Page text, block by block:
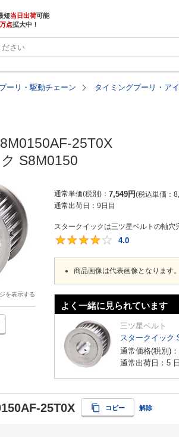
短当日出荷
点拡大中！
ーリ・駆動チェーン タイミングプーリ・ア
25T0X
S8M0150
を表示する
通常単価(税別) 7,549円 税込単価
通常出荷日： 9日目
スタークイックは三ツ星ベルトの軸
4.0
商品画像は代表画像となります
よく一緒に見られています
三ツ星ベルト
スタークイック
通常価格(税別)：
通常出荷日：5
25T0X コピー 解除